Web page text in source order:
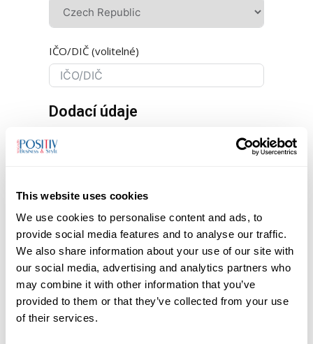
This website uses cookies
We use cookies to personalise content and ads, to
provide social media features and to analyse our traffic.
We also share information about your use of our site with
our social media, advertising and analytics partners who
may combine it with other information that you’ve
provided to them or that they’ve collected from your use
of their services.
IČO/DIČ (volitelné)
Dodací údaje
Odebírat Newsletter
Souhlasím sobchodními podmínkamia
ochranou osobních údajů, a potvrzuji, že
jsem si je přečetl(a).